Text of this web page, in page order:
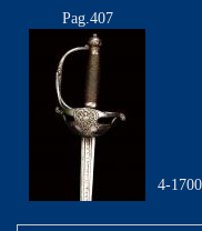
Pag.407
4-